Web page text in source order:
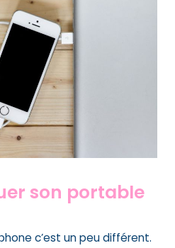
son portable
c’est un peu différent.